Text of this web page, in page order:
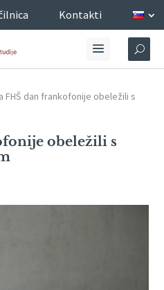
Kontakti
FHŠ dan frankofonije obeležili s
obeležili s